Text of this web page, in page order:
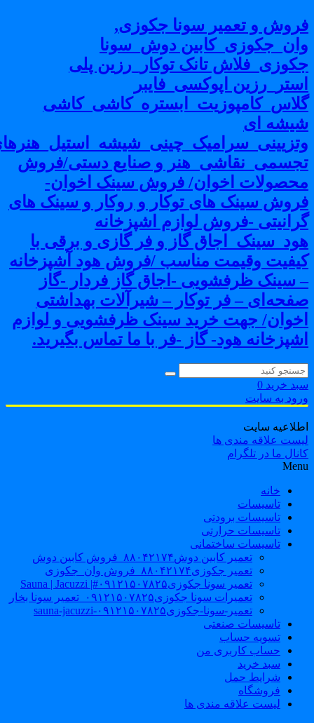
و تعمیر سونا جکوزی,
دوش_سونا
تانک توکار_رزین پلی
اپوکسی_فایبر
ای
و صنایع دستی/فروش
اخوان/ فروش سینک اخوان-
سینک های توکار و روکار و سینک های
-فروش لوازم اشپزخانه
گاز و فر گازی و برقی با
وقیمت مناسب /فروش هود آشپزخانه
سینک ظرفشویی -اجاق گاز فردار -گاز
– فر توکار – شیرآلات بهداشتی
جهت خرید سینک ظرفشویی و لوازم
هود- گاز -فر با ما تماس بگیرید.
خرید 0
به سایت
سایت
علاقه مندی ها
ما در تلگرام
خانه
تاسیسات
تاسیسات برودتی
تاسیسات حرارتی
تاسیسات ساختمانی
تعمیر کابین دوش۸۸۰۴۲۱۷۴_فروش کابین دوش
تعمیر جکوزی۸۸۰۴۲۱۷۴_فروش وان_جکوزی
تعمیر سونا جکوزی۰۹۱۲۱۵۰۷۸۲۵#| Sauna | Jacuzzi
تعمیرات سونا جکوزی۰۹۱۲۱۵۰۷۸۲۵_تعمیر سونا بخار
تعمیر-سونا-جکوزی۰۹۱۲۱۵۰۷۸۲۵-sauna-jacuzzi
تاسیسات صنعتی
تسویه حساب
حساب کاربری من
سبد خرید
شرایط حمل
فروشگاه
لیست علاقه مندی ها